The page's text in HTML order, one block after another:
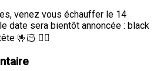
venez vous échauffer le 14
date sera bientôt annoncée : black
🤟🏻 🧗‍♂️